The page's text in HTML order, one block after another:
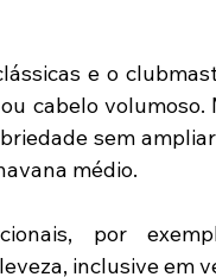
e o
cabelo
sem
médio.
por
inclusive em